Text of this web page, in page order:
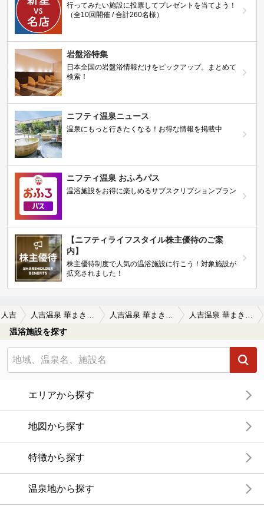
行ってみたい施設に投票してプレゼントを当てよう！
（全10回開催 / 合計260名様）
岩盤浴特集
日本全国の岩盤浴情報だけをピックアップ。まとめて
検索！
ニフティ温泉ニュース
温泉にもっと行きたくなる！お得な情報を掲載中
ニフティ温泉 おふろパス
温浴施設をお得に楽しめるサブスクリプションプラン
【ニフティライフスタイル株主優待のご案
内】
株主優待制度で人気の温浴施設に行こう！対象施設が
拡充されました！
人吉
温浴施設を探す
エリアから探す
地図から探す
特徴から探す
温泉地から探す